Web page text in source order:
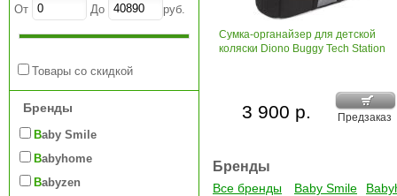
От До руб.
Товары со скидкой
Бренды
Baby Smile
Babyhome
Babyzen
Сумка-органайзер для детской
коляски Diono Buggy Tech Station
Предзаказ
3 900 р.
Бренды
Все бренды Baby Smile